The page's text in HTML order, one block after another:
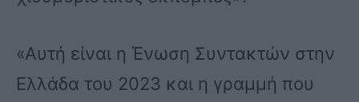
«Αυτή είναι η Ένωση Συντακτών στην
Ελλάδα του 2023 και η γραμμή που